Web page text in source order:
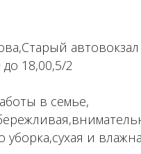
автовокзал
18,00,5/2
в семье,
уборка,сухая и